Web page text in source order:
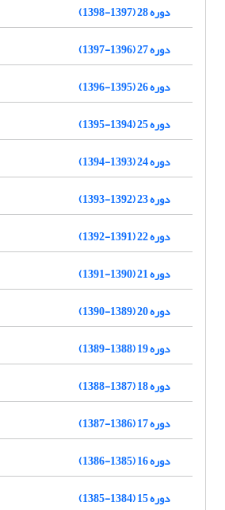
دوره 28 (1397-1398)
دوره 27 (1396-1397)
دوره 26 (1395-1396)
دوره 25 (1394-1395)
دوره 24 (1393-1394)
دوره 23 (1392-1393)
دوره 22 (1391-1392)
دوره 21 (1390-1391)
دوره 20 (1389-1390)
دوره 19 (1388-1389)
دوره 18 (1387-1388)
دوره 17 (1386-1387)
دوره 16 (1385-1386)
دوره 15 (1384-1385)